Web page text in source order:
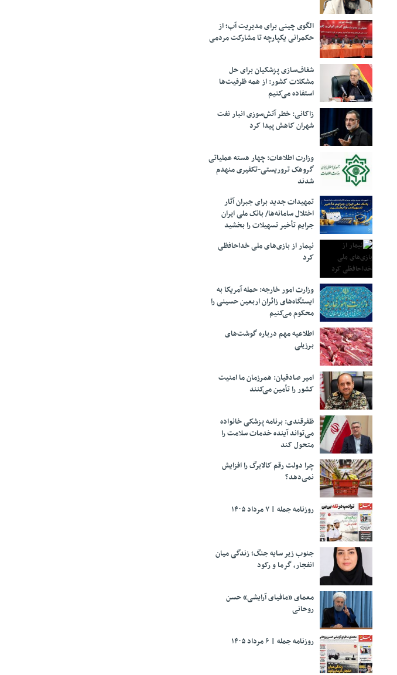
الگوی چینی برای مدیریت آب؛ از
حکمرانی یکپارچه تا مشارکت مردمی
شفاف‌سازی پزشکیان برای حل
مشکلات کشور: از همه ظرفیت‌ها
استفاده می‌کنیم
زاکانی: خطر آتش‌سوزی انبار نفت
شهران کاهش پیدا کرد
وزارت اطلاعات: چهار هسته‌ عملیاتی
گروهک‌ تروریستی-تکفیری منهدم
شدند
تمهیدات جدید برای جبران آثار
اختلال سامانه‌ها/ بانک ملی ایران
جرایم تأخیر تسهیلات را بخشید
نیمار از بازی‌های ملی خداحافظی
کرد
وزارت امور خارجه: حمله آمریکا به
ایستگاه‌های زائران اربعین حسینی را
محکوم می‌کنیم
اطلاعیه مهم درباره گوشت‌های
برزیلی
امیر صادقیان: همرزمان ما امنیت
کشور را تأمین می‌کنند
ظفرقندی: برنامه پزشکی خانواده
می‌تواند آینده خدمات سلامت را
متحول کند
چرا دولت رقم کالابرگ را افزایش
نمی‌دهد؟
روزنامه جمله | ۷ مرداد ۱۴۰۵
جنوب زیر سایه جنگ؛ زندگی میان
انفجار، گرما و رکود
معمای «مافیای آرایشی» حسن
روحانی
روزنامه جمله | ۶ مرداد ۱۴۰۵